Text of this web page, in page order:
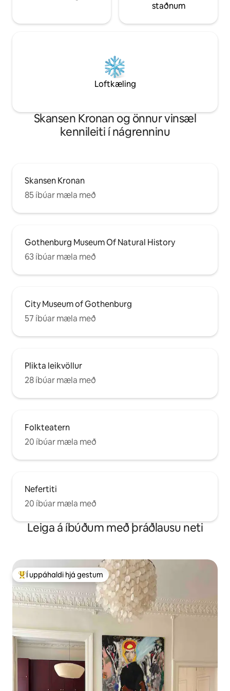
staðnum
Loftkæling
Skansen Kronan og önnur vinsæl
kennileiti í nágrenninu
Skansen Kronan
85 íbúar mæla með
Gothenburg Museum Of Natural History
63 íbúar mæla með
City Museum of Gothenburg
57 íbúar mæla með
Plikta leikvöllur
28 íbúar mæla með
Folkteatern
20 íbúar mæla með
Nefertiti
20 íbúar mæla með
Leiga á íbúðum með þráðlausu neti
Í mestu uppáhaldi hjá gestum
Í uppáhaldi hjá gestum